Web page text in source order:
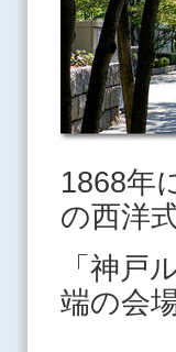
1868年
の西洋
「神戸
端の会